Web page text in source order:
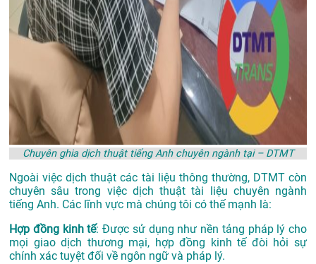
Chuyên ghia dịch thuật tiếng Anh chuyên ngành tại – DTMT
Ngoài việc dịch thuật các tài liệu thông thường, DTMT còn
chuyên sâu trong việc dịch thuật tài liệu chuyên ngành
tiếng Anh. Các lĩnh vực mà chúng tôi có thế mạnh là:
Hợp đồng kinh tế: Được sử dụng như nền tảng pháp lý cho
mọi giao dịch thương mại, hợp đồng kinh tế đòi hỏi sự
chính xác tuyệt đối về ngôn ngữ và pháp lý.